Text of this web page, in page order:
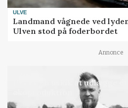
ULVE
Landmand vågnede ved
Ulven stod på foderbordet
Annonce
Det er en uskik at udlægge